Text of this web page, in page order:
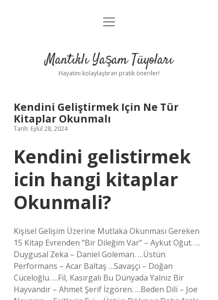
Anasayfa
Yasal Uyarı
menüyü
Mantıklı Yaşam Tüyoları
Hayatını kolaylaştıran pratik öneriler!
Kendini Geliştirmek Için Ne Tür
Kitaplar Okunmalı
Tarih: Eylül 28, 2024
Kendini gelistirmek
icin hangi kitaplar
Okunmali?
Kişisel Gelişim Üzerine Mutlaka Okunması Gereken
15 Kitap Evrenden “Bir Dileğim Var” – Aykut Oğut. …
Duygusal Zeka – Daniel Goleman. …Üstün
Performans – ​​Acar Baltaş …Savaşçı – Doğan
Cüceloğlu. …Fil, Kasırgalı Bu Dünyada Yalnız Bir
Hayvandır – Ahmet Şerif İzgören. …Beden Dili – Joe